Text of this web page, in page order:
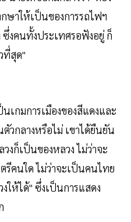
าให้เป็นของการรถไฟฯ
งคนทั้งประเทศรอฟังอยู่ ก็
ที่สุด"
เกมการเมืองของสีแดงและ
วกลางหรือไม่ เขาได้ยืนยัน
งก็เป็นของหลวง ไม่ว่าจะ
รีคนใด ไม่ว่าจะเป็นคนไทย
ให้ได้" ซึ่งเป็นการแสดง